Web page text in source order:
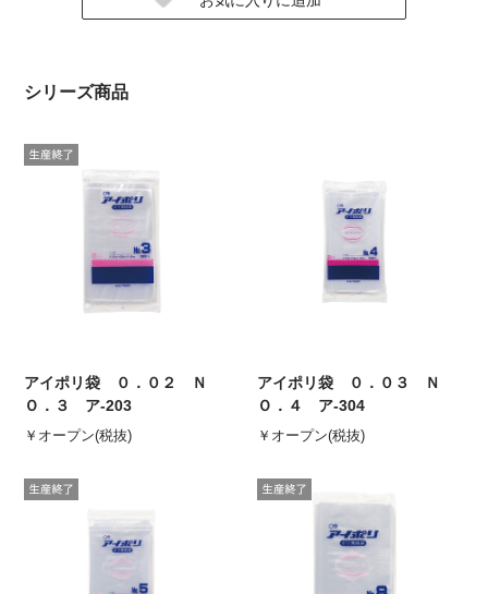
シリーズ商品
アイポリ袋 ０．０２ Ｎ
Ｏ．３ ア-203
￥オープン(税抜)
アイポリ袋 ０．０３ Ｎ
Ｏ．４ ア-304
￥オープン(税抜)